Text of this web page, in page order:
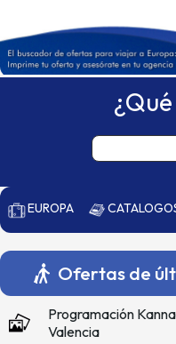
EUROPA
Ofertas de
Programación
Valencia